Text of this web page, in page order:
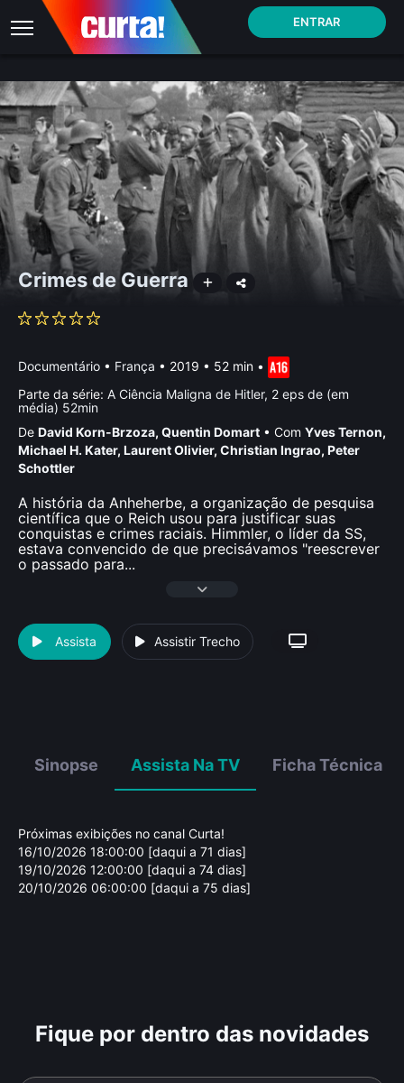
ENTRAR
Crimes de Guerra
Documentário • França • 2019 • 52 min •
Parte da série: A Ciência Maligna de Hitler, 2 eps de (em
média) 52min
De David Korn-Brzoza, Quentin Domart • Com Yves Ternon,
Michael H. Kater, Laurent Olivier, Christian Ingrao, Peter
Schottler
A história da Anheherbe, a organização de pesquisa
científica que o Reich usou para justificar suas
conquistas e crimes raciais. Himmler, o líder da SS,
estava convencido de que precisávamos "reescrever
o passado para...
Assista Assistir Trecho
Sinopse Assista Na TV Ficha Técnica
Próximas exibições no canal Curta!
16/10/2026 18:00:00 [daqui a 71 dias]
19/10/2026 12:00:00 [daqui a 74 dias]
20/10/2026 06:00:00 [daqui a 75 dias]
Fique por dentro das novidades